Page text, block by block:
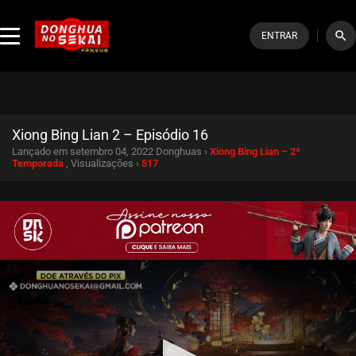
ENTRAR search
Xiong Bing Lian 2 – Episódio 16
Lançado em setembro 04, 2022 Donghuas › Xiong Bing Lian – 2ª
Temporada , Visualizações › 517